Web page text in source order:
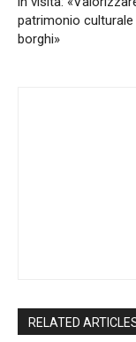
patrimonio
borghi»
RELATED